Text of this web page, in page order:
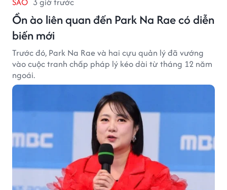
Ồn ào liên quan đến Park Na Rae có diễn
biến mới
Trước đó, Park Na Rae và hai cựu quản lý đã vướng
vào cuộc tranh chấp pháp lý kéo dài từ tháng 12 năm
ngoái.